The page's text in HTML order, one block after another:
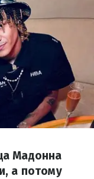
Мадонна
а потому